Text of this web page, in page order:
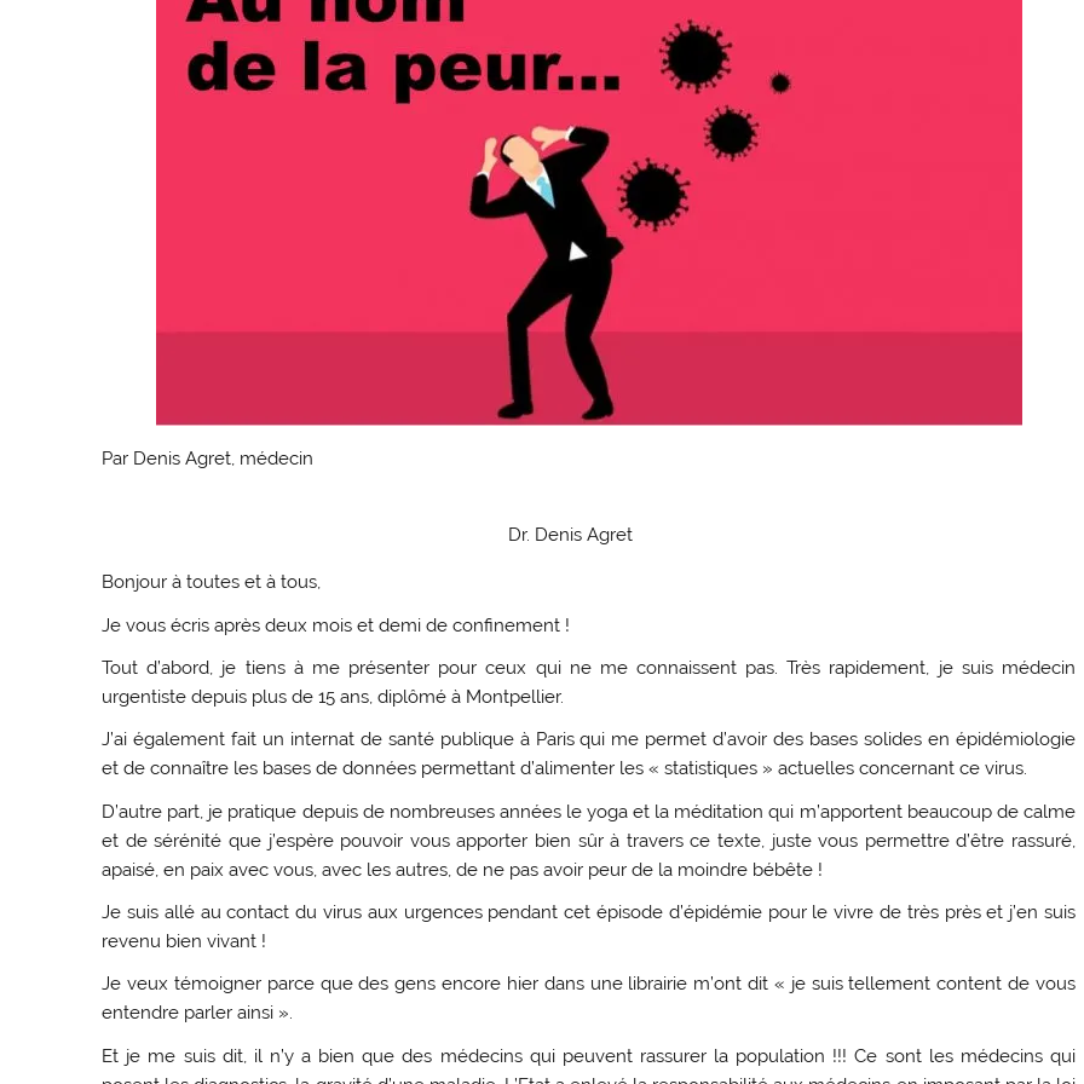
Par Denis Agret, médecin
Dr. Denis Agret
Bonjour à toutes et à tous,
Je vous écris après deux mois et demi de confinement !
Tout d’abord, je tiens à me présenter pour ceux qui ne me connaissent pas. Très rapidement, je suis médecin
urgentiste depuis plus de 15 ans, diplômé à Montpellier.
J’ai également fait un internat de santé publique à Paris qui me permet d’avoir des bases solides en épidémiologie
et de connaître les bases de données permettant d’alimenter les « statistiques » actuelles concernant ce virus.
D’autre part, je pratique depuis de nombreuses années le yoga et la méditation qui m’apportent beaucoup de calme
et de sérénité que j’espère pouvoir vous apporter bien sûr à travers ce texte, juste vous permettre d’être rassuré,
apaisé, en paix avec vous, avec les autres, de ne pas avoir peur de la moindre bébête !
Je suis allé au contact du virus aux urgences pendant cet épisode d’épidémie pour le vivre de très près et j’en suis
revenu bien vivant !
Je veux témoigner parce que des gens encore hier dans une librairie m’ont dit « je suis tellement content de vous
entendre parler ainsi ».
Et je me suis dit, il n’y a bien que des médecins qui peuvent rassurer la population !!! Ce sont les médecins qui